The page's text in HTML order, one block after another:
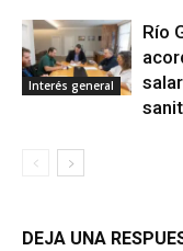
Interés general
Río
DEJA UNA